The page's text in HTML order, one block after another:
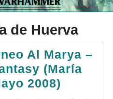
apertura
de Huerva
Al Marya –
(María
2008)